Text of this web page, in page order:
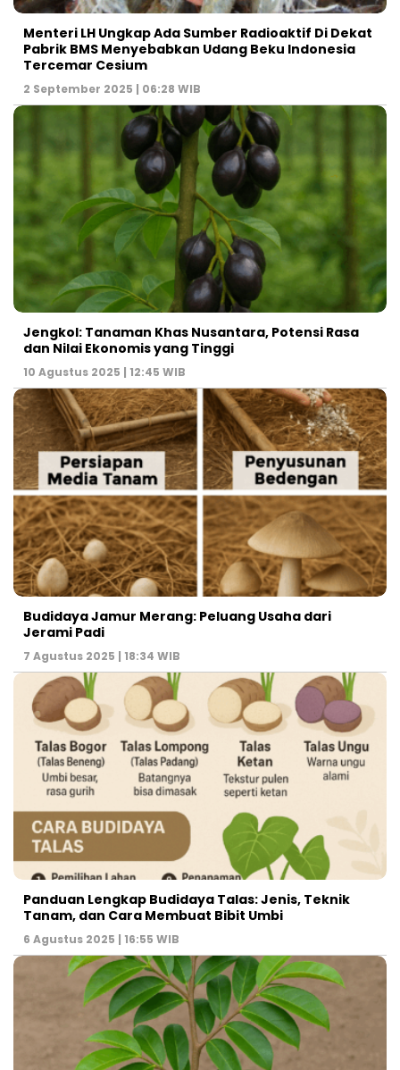
Menteri LH Ungkap Ada Sumber Radioaktif Di Dekat
Pabrik BMS Menyebabkan Udang Beku Indonesia
Tercemar Cesium
2 September 2025 | 06:28 WIB
Jengkol: Tanaman Khas Nusantara, Potensi Rasa
dan Nilai Ekonomis yang Tinggi
10 Agustus 2025 | 12:45 WIB
Budidaya Jamur Merang: Peluang Usaha dari
Jerami Padi
7 Agustus 2025 | 18:34 WIB
Panduan Lengkap Budidaya Talas: Jenis, Teknik
Tanam, dan Cara Membuat Bibit Umbi
6 Agustus 2025 | 16:55 WIB